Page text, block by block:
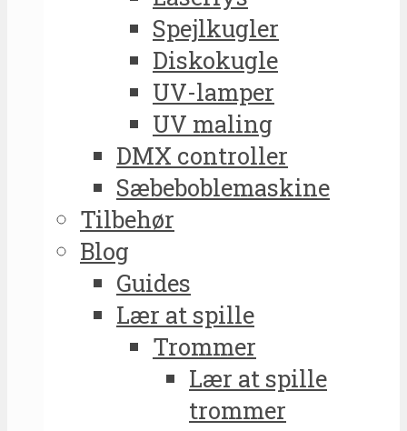
Spejlkugler
Diskokugle
UV-lamper
UV maling
DMX controller
Sæbeboblemaskine
Tilbehør
Blog
Guides
Lær at spille
Trommer
Lær at spille
trommer